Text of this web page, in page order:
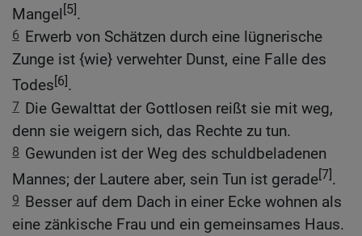
Mangel [5].
6 Erwerb von Schätzen durch eine lügnerische
Zunge ist {wie} verwehter Dunst, eine Falle des
Todes[6].
7 Die Gewalttat der Gottlosen reißt sie mit weg,
denn sie weigern sich, das Rechte zu tun.
8 Gewunden ist der Weg des schuldbeladenen
Mannes; der Lautere aber, sein Tun ist gerade[7].
9 Besser auf dem Dach in einer Ecke wohnen als
eine zänkische Frau und ein gemeinsames Haus.